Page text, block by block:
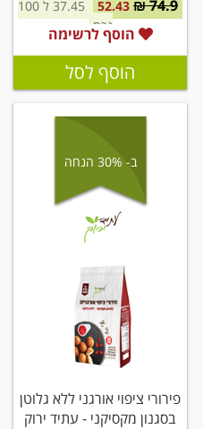
74.9 ₪
52.43
37.45 ל 100
גרם
הוסף לרשימה
הוסף לסל
ב- 30% הנחה
פירורי ציפוי אורגני ללא גלוטן
בסגנון מקסיקני - עתיד ירוק